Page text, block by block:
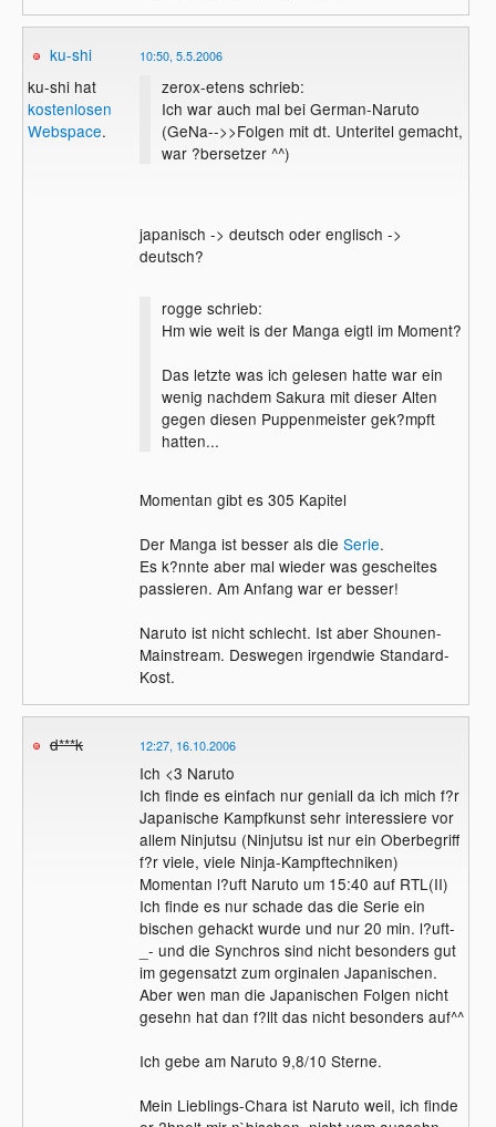
ku-shi
ku-shi hat
kostenlosen
Webspace.
10:50, 5.5.2006
zerox-etens schrieb:
Ich war auch mal bei German-Naruto
(GeNa-->>Folgen mit dt. Unteritel gemacht,
war ?bersetzer ^^)
japanisch -> deutsch oder englisch ->
deutsch?
rogge schrieb:
Hm wie weit is der Manga eigtl im Moment?
Das letzte was ich gelesen hatte war ein
wenig nachdem Sakura mit dieser Alten
gegen diesen Puppenmeister gek?mpft
hatten...
Momentan gibt es 305 Kapitel
Der Manga ist besser als die Serie.
Es k?nnte aber mal wieder was gescheites
passieren. Am Anfang war er besser!
Naruto ist nicht schlecht. Ist aber Shounen-
Mainstream. Deswegen irgendwie Standard-
Kost.
d***k 12:27, 16.10.2006
Ich <3 Naruto
Ich finde es einfach nur geniall da ich mich f?r
Japanische Kampfkunst sehr interessiere vor
allem Ninjutsu (Ninjutsu ist nur ein Oberbegriff
f?r viele, viele Ninja-Kampftechniken)
Momentan l?uft Naruto um 15:40 auf RTL(II)
Ich finde es nur schade das die Serie ein
bischen gehackt wurde und nur 20 min. l?uft-
_- und die Synchros sind nicht besonders gut
im gegensatzt zum orginalen Japanischen.
Aber wen man die Japanischen Folgen nicht
gesehn hat dan f?llt das nicht besonders auf^^
Ich gebe am Naruto 9,8/10 Sterne.
Mein Lieblings-Chara ist Naruto weil, ich finde